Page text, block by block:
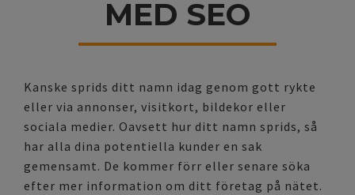
MED SEO
Kanske sprids ditt namn idag genom gott rykte
eller via annonser, visitkort, bildekor eller
sociala medier. Oavsett hur ditt namn sprids, så
har alla dina potentiella kunder en sak
gemensamt. De kommer förr eller senare söka
efter mer information om ditt företag på nätet.